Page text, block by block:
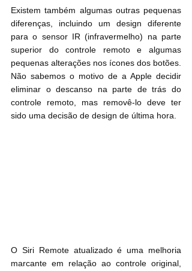
Existem também algumas outras pequenas
diferenças, incluindo um design diferente
para o sensor IR (infravermelho) na parte
superior do controle remoto e algumas
pequenas alterações nos ícones dos botões.
Não sabemos o motivo de a Apple decidir
eliminar o descanso na parte de trás do
controle remoto, mas removê-lo deve ter
sido uma decisão de design de última hora.
O ‌Siri‌ Remote atualizado é uma melhoria
marcante em relação ao ‌controle original,